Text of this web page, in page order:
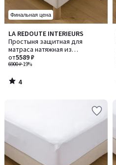
Финальная цена
LA REDOUTE INTERIEURS
Простыня защитная для
матраса натяжная из
эластичной микрофибры
6900 ₽-19%
от5589 ₽
4
/
5
4
/